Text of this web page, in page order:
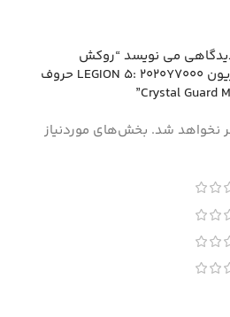
می نویسد “روکش
محافظ کیبورد لپ‌تاپ لژیون LEGION 5: 2020Y7000 حروف
نخواهد شد. بخش‌های موردنیاز